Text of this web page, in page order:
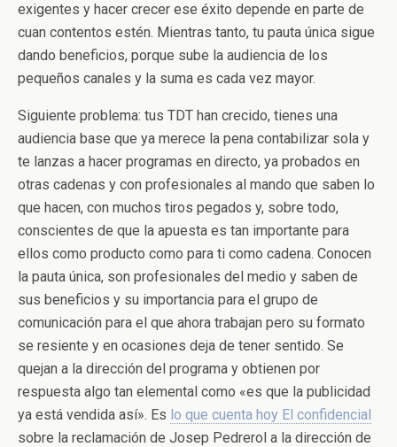
exigentes y hacer crecer ese éxito depende en parte de
cuan contentos estén. Mientras tanto, tu pauta única sigue
dando beneficios, porque sube la audiencia de los
pequeños canales y la suma es cada vez mayor.
Siguiente problema: tus TDT han crecido, tienes una
audiencia base que ya merece la pena contabilizar sola y
te lanzas a hacer programas en directo, ya probados en
otras cadenas y con profesionales al mando que saben lo
que hacen, con muchos tiros pegados y, sobre todo,
conscientes de que la apuesta es tan importante para
ellos como producto como para ti como cadena. Conocen
la pauta única, son profesionales del medio y saben de
sus beneficios y su importancia para el grupo de
comunicación para el que ahora trabajan pero su formato
se resiente y en ocasiones deja de tener sentido. Se
quejan a la dirección del programa y obtienen por
respuesta algo tan elemental como «es que la publicidad
ya está vendida así». Es lo que cuenta hoy El confidencial
sobre la reclamación de Josep Pedrerol a la dirección de